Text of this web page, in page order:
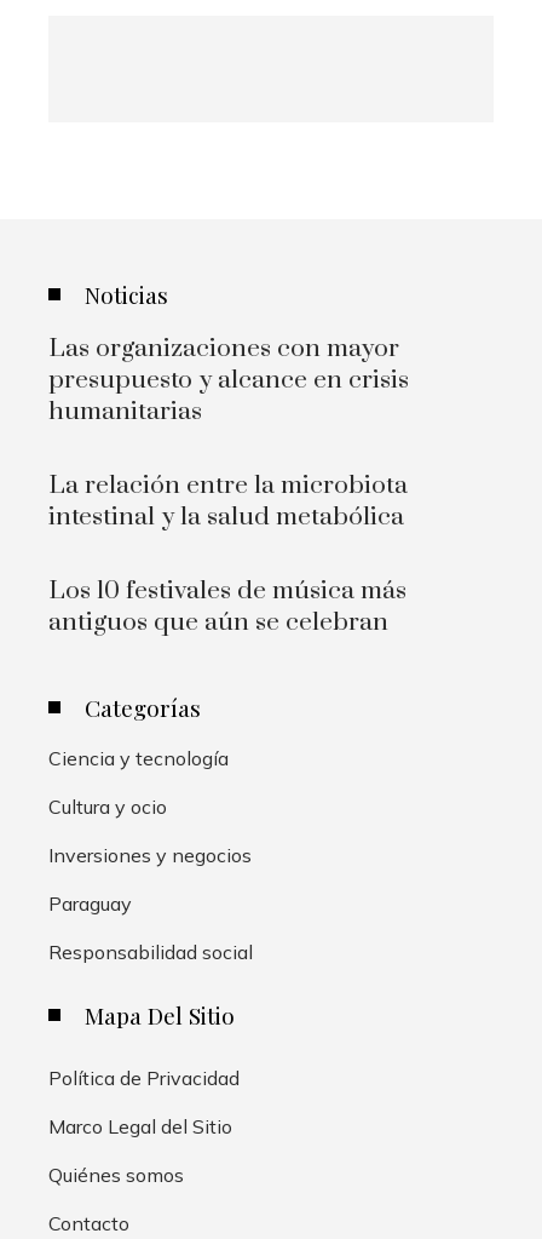
Noticias
Las organizaciones con mayor
presupuesto y alcance en crisis
humanitarias
La relación entre la microbiota
intestinal y la salud metabólica
Los 10 festivales de música más
antiguos que aún se celebran
Categorías
Ciencia y tecnología
Cultura y ocio
Inversiones y negocios
Paraguay
Responsabilidad social
Mapa Del Sitio
Política de Privacidad
Marco Legal del Sitio
Quiénes somos
Contacto